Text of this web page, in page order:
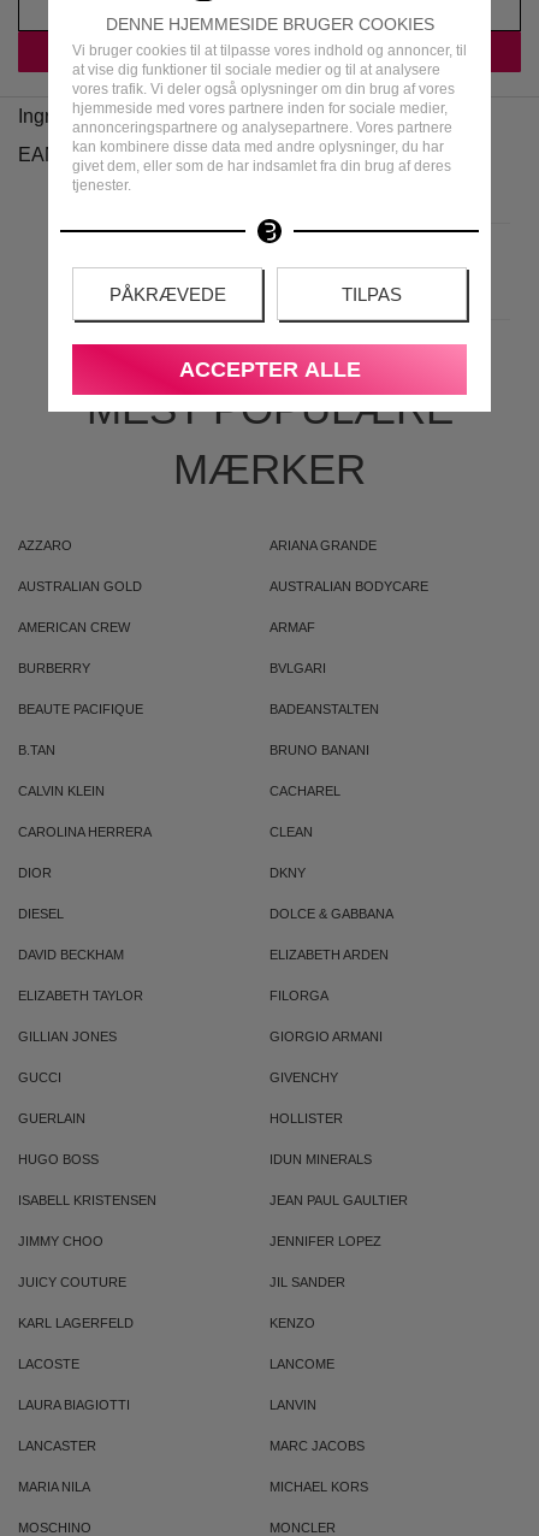
DENNE HJEMMESIDE BRUGER COOKIES
Vi bruger cookies til at tilpasse vores indhold og annoncer, til
at vise dig funktioner til sociale medier og til at analysere
vores trafik. Vi deler også oplysninger om din brug af vores
hjemmeside med vores partnere inden for sociale medier,
annonceringspartnere og analysepartnere. Vores partnere
kan kombinere disse data med andre oplysninger, du har
givet dem, eller som de har indsamlet fra din brug af deres
tjenester.
PÅKRÆVEDE TILPAS
ACCEPTER ALLE
Ingredienser
EAN
MEST POPULÆRE
MÆRKER
AZZARO ARIANA GRANDE
AUSTRALIAN GOLD AUSTRALIAN BODYCARE
AMERICAN CREW ARMAF
BURBERRY BVLGARI
BEAUTE PACIFIQUE BADEANSTALTEN
B.TAN BRUNO BANANI
CALVIN KLEIN CACHAREL
CAROLINA HERRERA CLEAN
DIOR DKNY
DIESEL DOLCE & GABBANA
DAVID BECKHAM ELIZABETH ARDEN
ELIZABETH TAYLOR FILORGA
GILLIAN JONES GIORGIO ARMANI
GUCCI GIVENCHY
GUERLAIN HOLLISTER
HUGO BOSS IDUN MINERALS
ISABELL KRISTENSEN JEAN PAUL GAULTIER
JIMMY CHOO JENNIFER LOPEZ
JUICY COUTURE JIL SANDER
KARL LAGERFELD KENZO
LACOSTE LANCOME
LAURA BIAGIOTTI LANVIN
LANCASTER MARC JACOBS
MARIA NILA MICHAEL KORS
MOSCHINO MONCLER